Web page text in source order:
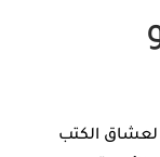
لعشاق الكتب